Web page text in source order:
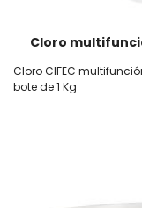
Cloro
Cloro CIFEC
bote de 1 Kg